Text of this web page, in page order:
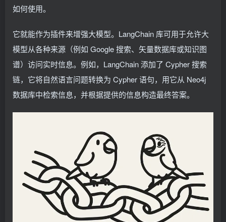
如何使用。
它就能作为插件来增强大模型。LangChain 库可用于允许大
模型从各种来源（例如 Google 搜索、矢量数据库或知识图
谱）访问实时信息。例如，LangChain 添加了 Cypher 搜索
链，它将自然语言问题转换为 Cypher 语句，用它从 Neo4j
数据库中检索信息，并根据提供的信息构造最终答案。